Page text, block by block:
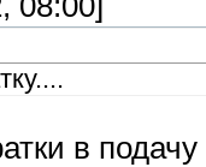
в подачу